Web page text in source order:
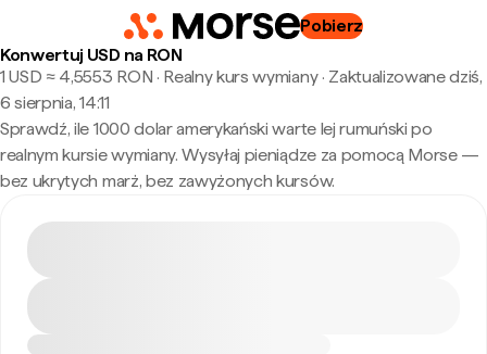
Pobierz
Konwertuj USD na RON
1 USD ≈ 4,5553 RON · Realny kurs wymiany· Zaktualizowane dziś,
6 sierpnia, 14:11
Sprawdź, ile 1000 dolar amerykański warte lej rumuński po
realnym kursie wymiany. Wysyłaj pieniądze za pomocą Morse —
bez ukrytych marż, bez zawyżonych kursów.